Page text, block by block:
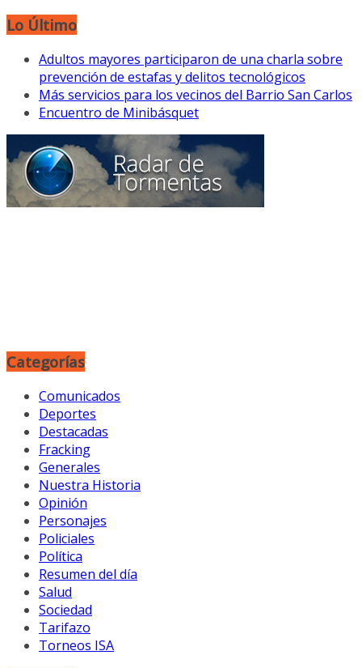
Lo Último
Adultos mayores participaron de una charla sobre
prevención de estafas y delitos tecnológicos
Más servicios para los vecinos del Barrio San Carlos
Encuentro de Minibásquet
Categorías
Comunicados
Deportes
Destacadas
Fracking
Generales
Nuestra Historia
Opinión
Personajes
Policiales
Política
Resumen del día
Salud
Sociedad
Tarifazo
Torneos ISA